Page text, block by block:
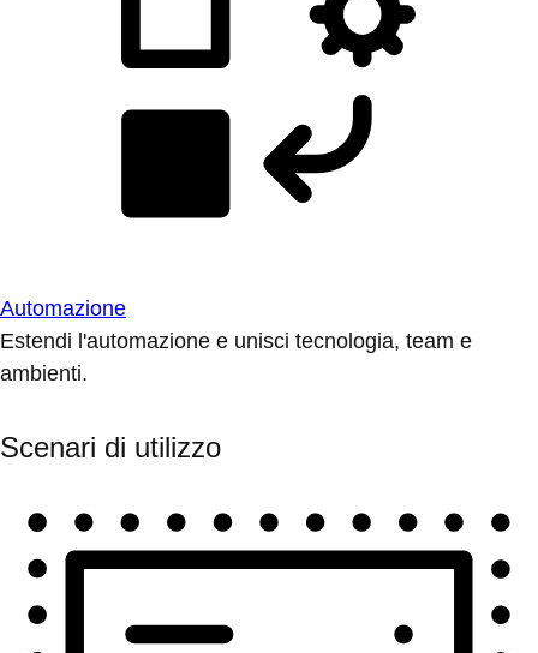
Automazione
Estendi l'automazione e unisci tecnologia, team e
ambienti.
Scenari di utilizzo